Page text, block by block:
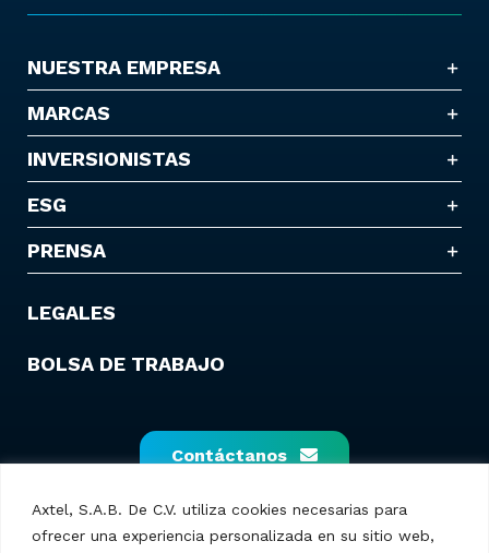
Axtel, S.A.B. De C.V. utiliza cookies necesarias para
ofrecer una experiencia personalizada en su sitio web,
NUESTRA EMPRESA
MARCAS
INVERSIONISTAS
ESG
PRENSA